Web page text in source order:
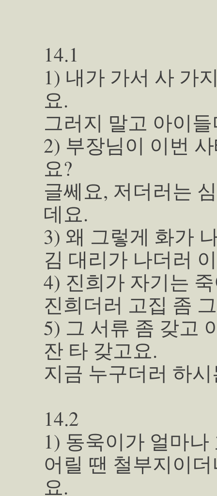
14.1
1) 내가 가서 사 가
요.
그러지 말고 아이
2) 부장님이 이번
요?
글쎄요, 저더러는
데요.
3) 왜 그렇게 화가
김 대리가 나더러
4) 진희가 자기는
진희더러 고집 좀
5) 그 서류 좀 갖고
잔 타 갖고요.
지금 누구더러 하
14.2
1) 동욱이가 얼마
어릴 땐 철부지이
요.